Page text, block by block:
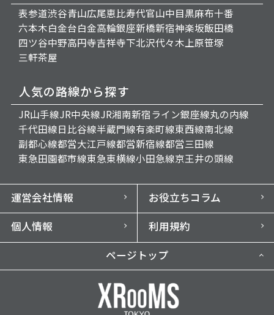
表参道渋谷青山広尾恵比寿代官山中目黒麻布十番
六本木白金台白金高輪銀座新橋新宿神楽坂飯田橋
四ツ谷中野高円寺吉祥寺下北沢代々木上原笹塚
三軒茶屋
人気の路線から探す
JR山手線JR中央線JR湘南新宿ライン銀座線丸の内線
千代田線日比谷線半蔵門線有楽町線東西線南北線
副都心線都営大江戸線都営新宿線都営三田線
東急田園都市線東急東横線小田急線京王井の頭線
運営会社情報
お役立ちコラム
個人情報
利用規約
ページトップ